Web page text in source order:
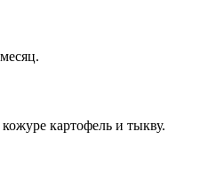
картофель и тыкву.